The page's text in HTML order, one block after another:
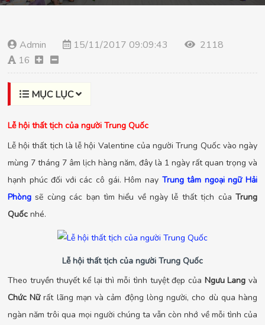
Admin 15/11/2017 09:09:43
2118
16
MỤC LỤC
Lễ hội thất tịch của người Trung Quốc
Lễ hội thất tịch là lễ hội Valentine của người Trung Quốc vào ngày
mùng 7 tháng 7 âm lịch hàng năm, đây là 1 ngày rất quan trọng và
hạnh phúc đối với các cô gái. Hôm nay Trung tâm ngoại ngữ Hải
Phòng sẽ cùng các bạn tìm hiểu về ngày lễ thất tịch củaTrung
Quốc nhé.
Lễ hội thất tịch của người Trung Quốc
Theo truyền thuyết kể lại thì mỗi tình tuyệt đẹp của Ngưu Lang và
Chức Nữrất lãng mạn và cảm động lòng người, cho dù qua hàng
ngàn năm trôi qua mọi người chúng ta vẫn còn nhớ về mỗi tình của